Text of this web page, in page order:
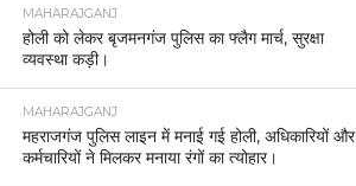
MAHARAJGANJ
होली को लेकर बृजमनगंज पुलिस का फ्लैग मार्च, सुरक्षा
व्यवस्था कड़ी।
MAHARAJGANJ
महराजगंज पुलिस लाइन में मनाई गई होली, अधिकारियों और
कर्मचारियों ने मिलकर मनाया रंगों का त्योहार।